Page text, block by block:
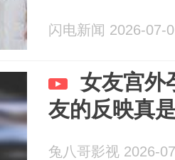
闪电新闻 2026-07-
女友宫外
友的反映真
兔八哥影视 2026-